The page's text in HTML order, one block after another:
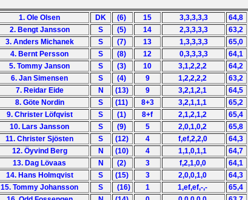
1. Ole Olsen DK (6) 15 3,3,3,3,3
64,8
2. Bengt Jansson
S (5) 14 2,3,3,3,3
63,2
3. Anders Michanek
S (7) 13 1,3,3,3,3
65,0
4. Bernt Persson
S (8) 12 0,3,3,3,3
64,1
5. Tommy Janson
S (3) 10 3,1,2,2,2
64,2
6. Jan Simensen
S (4) 9 1,2,2,2,2
63,2
7. Reidar Eide
N (13) 9 3,2,1,2,1
64,5
8. Göte Nordin
S (11) 8+3 3,2,1,1,1
65,2
9. Christer Löfqvist
S (1) 8+f 2,1,2,1,2
65,4
10. Lars Jansson
S (9) 5 2,0,1,0,2
65,8
11. Christer Sjösten
S (12) 4 f,ef,2,2,0
64,3
12. Öyvind Berg
N (10) 4 1,1,0,1,1
64,7
13. Dag Lövaas
N (2) 3 f,2,1,0,0
64,1
14. Hans Holmqvist
S (15) 3 2,0,0,1,0
64,3
15. Tommy Johansson
S (16) 1 1,ef,ef,-,-
65,4